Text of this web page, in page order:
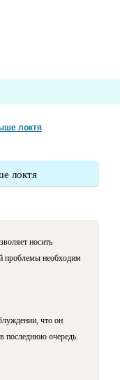
локтя
локтя
носить
проблемы необходим
что он
последнюю очередь.